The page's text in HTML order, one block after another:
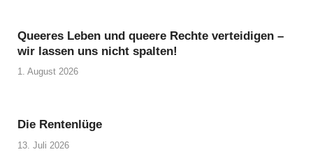
Queeres Leben und queere Rechte verteidigen –
wir lassen uns nicht spalten!
1. August 2026
Die Rentenlüge
13. Juli 2026